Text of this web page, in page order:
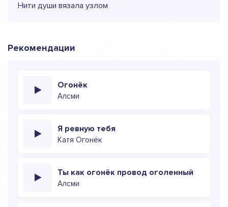
Нити души вязала узлом
Рекомендации
Огонёк
Алсми
Я ревную тебя
Катя Огонёк
Ты как огонёк провод оголенный
Алсми